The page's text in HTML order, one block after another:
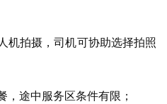
拍摄，司机可协助选择拍照
途中服务区条件有限；